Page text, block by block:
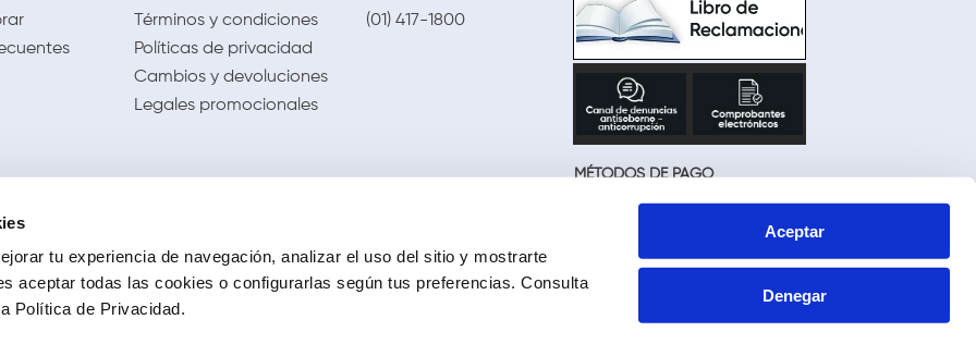
tu experiencia de navegación, analizar el uso del sitio y mostrarte
aceptar todas las cookies o configurarlas según tus preferencias.Consulta
Política de Privacidad.
Aceptar
Denegar
Términos y condiciones
Políticas de privacidad
Cambios y devoluciones
Legales promocionales
(01) 417-1800
MÉTODOS DE PAGO